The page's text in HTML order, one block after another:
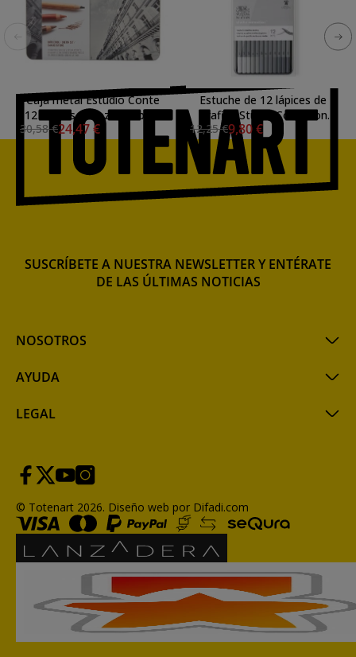
Caja metal Estudio Conte
12 lápices esbozo y dibujo
surtidos **
30,58 €24,47 €
Estuche de 12 lápices de
grafito Studio Collection
Winsor&Newton **
12,25 €9,80 €
NOSOTROS
AYUDA
LEGAL
SUSCRÍBETE A NUESTRA NEWSLETTER Y ENTÉRATE
DE LAS ÚLTIMAS NOTICIAS
© Totenart 2026. Diseño web por Difadi.com